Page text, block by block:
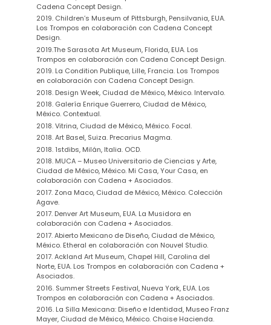
Cadena Concept Design.
2019. Children’s Museum of Pittsburgh, Pensilvania, EUA.
Los Trompos en colaboración con Cadena Concept
Design.
2019.The Sarasota Art Museum, Florida, EUA. Los
Trompos en colaboración con Cadena Concept Design.
2019. La Condition Publique, Lille, Francia. Los Trompos
en colaboración con Cadena Concept Design.
2018. Design Week, Ciudad de México, México. Intervalo.
2018. Galería Enrique Guerrero, Ciudad de México,
México. Contextual.
2018. Vitrina, Ciudad de México, México. Focal.
2018. Art Basel, Suiza. Precarius Magma.
2018. 1stdibs, Milán, Italia. OCD.
2018. MUCA – Museo Universitario de Ciencias y Arte,
Ciudad de México, México. Mi Casa, Your Casa, en
colaboración con Cadena + Asociados.
2017. Zona Maco, Ciudad de México, México. Colección
Agave.
2017. Denver Art Museum, EUA. La Musidora en
colaboración con Cadena + Asociados.
2017. Abierto Mexicano de Diseño, Ciudad de México,
México. Etheral en colaboración con Nouvel Studio.
2017. Ackland Art Museum, Chapel Hill, Carolina del
Norte, EUA. Los Trompos en colaboración con Cadena +
Asociados.
2016. Summer Streets Festival, Nueva York, EUA. Los
Trompos en colaboración con Cadena + Asociados.
2016. La Silla Mexicana: Diseño e Identidad, Museo Franz
Mayer, Ciudad de México, México. Chaise Hacienda.